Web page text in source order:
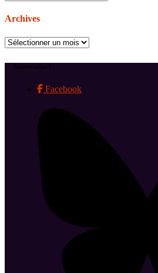
Archives
Archives
Suivez-nous !
Facebook